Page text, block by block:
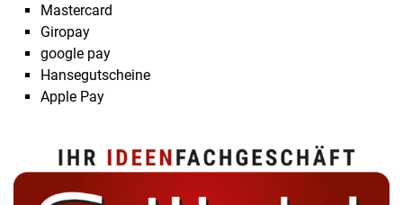
Mastercard
Giropay
google pay
Hansegutscheine
Apple Pay